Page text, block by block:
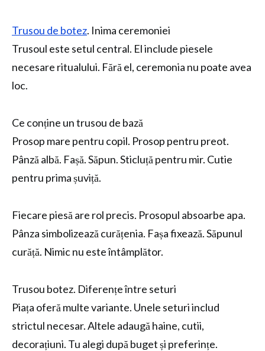
Trusou de botez. Inima ceremoniei
Trusoul este setul central. El include piesele
necesare ritualului. Fără el, ceremonia nu poate avea
loc.
Ce conține un trusou de bază
Prosop mare pentru copil. Prosop pentru preot.
Pânză albă. Fașă. Săpun. Sticluță pentru mir. Cutie
pentru prima șuviță.
Fiecare piesă are rol precis. Prosopul absoarbe apa.
Pânza simbolizează curățenia. Fașa fixează. Săpunul
curăță. Nimic nu este întâmplător.
Trusou botez. Diferențe între seturi
Piața oferă multe variante. Unele seturi includ
strictul necesar. Altele adaugă haine, cutii,
decorațiuni. Tu alegi după buget și preferințe.